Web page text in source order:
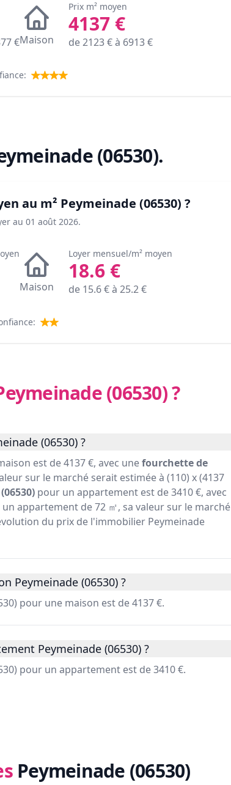
€Maison
Prix m² moyen
4137€
de2123€ à 6913€
(06530).
au m² Peymeinade (06530) ?
au 01 août 2026.
Maison
Loyer mensuel/m² moyen
18.6€
de 15.6€ à 25.2€
(06530)?
(06530) ?
est de 4137 €, avec unefourchette de
sur le marché serait estimée à (110) x (4137
pour un appartement est de 3410 €, avec
appartement de 72 ㎡, sa valeur sur le marché
du prix de l'immobilier Peymeinade
Peymeinade (06530) ?
pour une maison est de 4137 €.
Peymeinade (06530) ?
pour un appartement est de 3410 €.
Peymeinade (06530)